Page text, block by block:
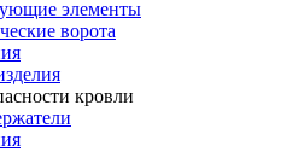
элементы
ворота
кровли